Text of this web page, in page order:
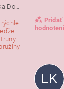
Monika Dorušáková
Pridať
LK